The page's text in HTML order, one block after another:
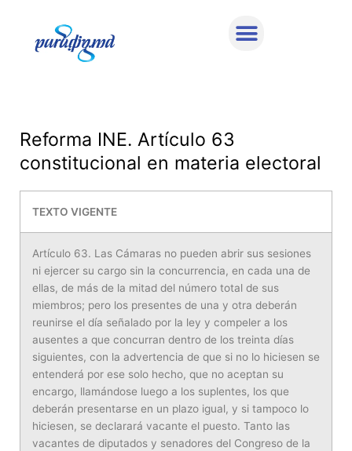
contenido
Reforma INE. Artículo 63
constitucional en materia electoral
TEXTO VIGENTE
Artículo 63. Las Cámaras no pueden abrir sus sesiones
ni ejercer su cargo sin la concurrencia, en cada una de
ellas, de más de la mitad del número total de sus
miembros; pero los presentes de una y otra deberán
reunirse el día señalado por la ley y compeler a los
ausentes a que concurran dentro de los treinta días
siguientes, con la advertencia de que si no lo hiciesen se
entenderá por ese solo hecho, que no aceptan su
encargo, llamándose luego a los suplentes, los que
deberán presentarse en un plazo igual, y si tampoco lo
hiciesen, se declarará vacante el puesto. Tanto las
vacantes de diputados y senadores del Congreso de la